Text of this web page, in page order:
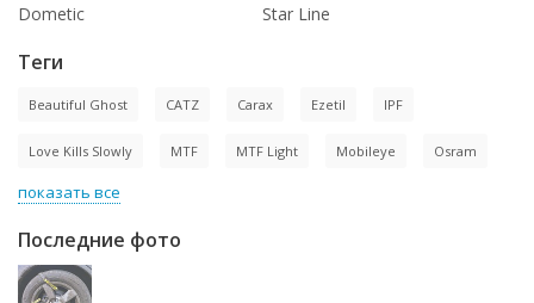
Dometic
Star Line
Теги
Beautiful Ghost CATZ Carax Ezetil IPF
Love Kills Slowly MTF MTF Light Mobileye Osram
показать все
Последние фото